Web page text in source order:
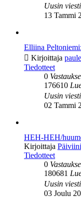
Uusin viesti
13 Tammi
Elliina
Kirjoittaja
Tiedotteet
0
176610
Uusin viesti
02 Tammi
HEH-HEH/
Kirjoittaja
Tiedotteet
0
180681
Uusin viesti
03 Joulu